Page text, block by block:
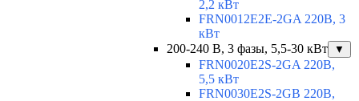
2,2 кВт
FRN0012E2E-2GA 220В, 3
кВт
200-240 В, 3 фазы, 5,5-30 кВт
▼
FRN0020E2S-2GA 220В,
5,5 кВт
FRN0030E2S-2GB 220В,